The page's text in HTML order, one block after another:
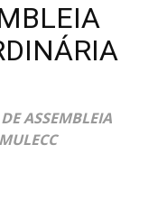
ASSEMBLEIA